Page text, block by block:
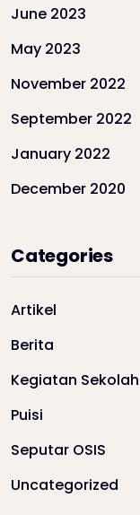
June 2023
May 2023
November 2022
September 2022
January 2022
December 2020
Categories
Artikel
Berita
Kegiatan Sekolah
Puisi
Seputar OSIS
Uncategorized